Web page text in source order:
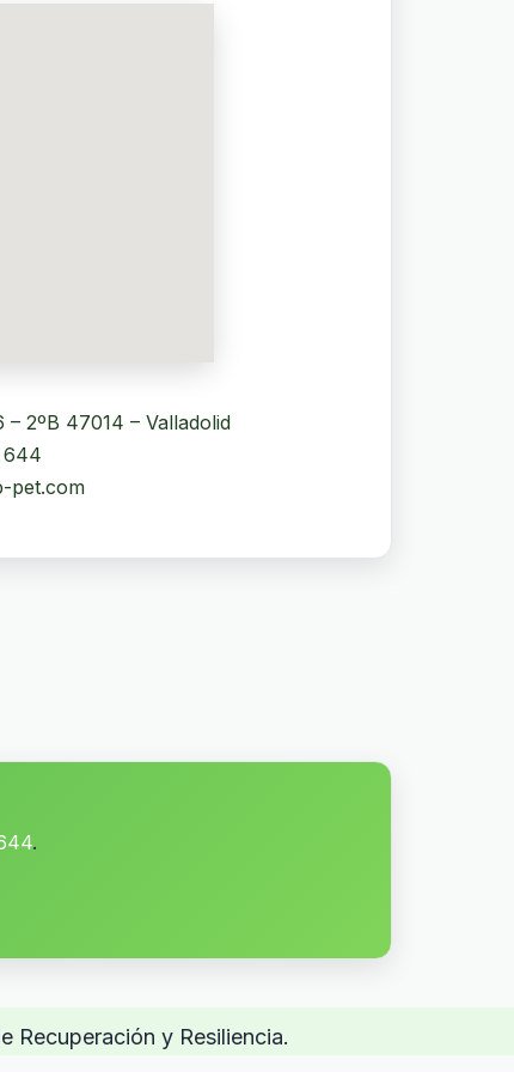
– 2ºB 47014 – Valladolid
644
pet.com
.
Recuperación y Resiliencia.